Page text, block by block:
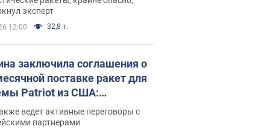
эксперт
12:00 32,8 т.
заключила соглашения о
поставке ракет для
Patriot из США:
раскрыл подробности
ведет активные переговоры с
партнерами